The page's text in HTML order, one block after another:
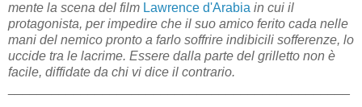
mente la scena del film Lawrence d'Arabia in cui il
protagonista, per impedire che il suo amico ferito cada nelle
mani del nemico pronto a farlo soffrire indibicili sofferenze, lo
uccide tra le lacrime. Essere dalla parte del grilletto non è
facile, diffidate da chi vi dice il contrario.